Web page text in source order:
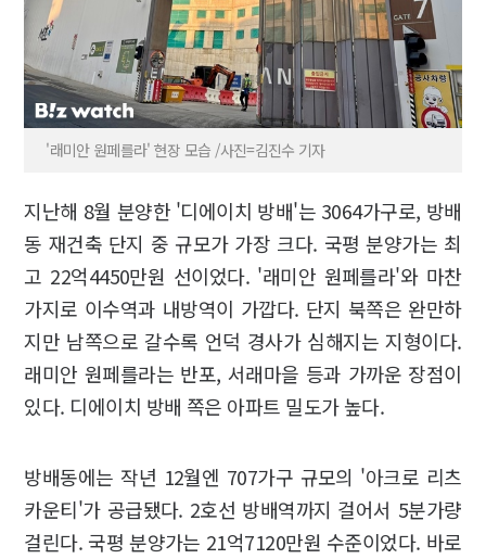
'래미안 원페를라' 현장 모습 /사진=김진수 기자
지난해 8월 분양한 '디에이치 방배'는 3064가구로, 방배
동 재건축 단지 중 규모가 가장 크다. 국평 분양가는 최
고 22억4450만원 선이었다. '래미안 원페를라'와 마찬
가지로 이수역과 내방역이 가깝다. 단지 북쪽은 완만하
지만 남쪽으로 갈수록 언덕 경사가 심해지는 지형이다.
래미안 원페를라는 반포, 서래마을 등과 가까운 장점이
있다. 디에이치 방배 쪽은 아파트 밀도가 높다.
방배동에는 작년 12월엔 707가구 규모의 '아크로 리츠
카운티'가 공급됐다. 2호선 방배역까지 걸어서 5분가량
걸린다. 국평 분양가는 21억7120만원 수준이었다. 바로